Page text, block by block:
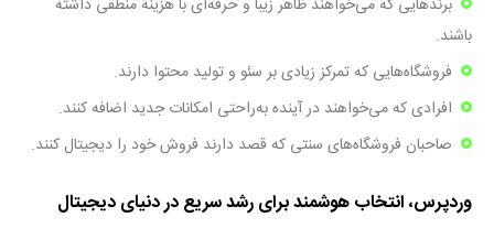
باشند.
فروشگاه‌هاییکه تمرکز زیادی بر سئوو تولید محتوا دارند.
افرادی که می‌خواهنددر آیندهبه‌راحتیامکانات جدید اضافه کنند.
صاحبان فروشگاه‌هایسنتی که قصد دارند فروش خود را دیجیتال کنند.
وردپرس، انتخاب هوشمند برای رشد سریع در دنیای دیجیتال